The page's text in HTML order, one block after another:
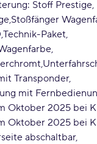
Stoff Prestige
Stoßfänger
Technik-Paket
Transponder
mit
Oktober 2025 bei
Oktober 2025 bei
abschaltbar